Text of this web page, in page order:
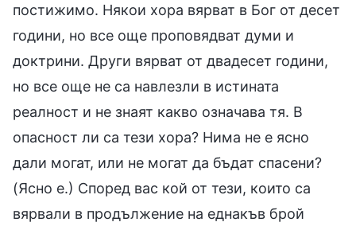
постижимо. Някои хора вярват в Бог от десет
години, но все още проповядват думи и
доктрини. Други вярват от двадесет години,
но все още не са навлезли в истината
реалност и не знаят какво означава тя. В
опасност ли са тези хора? Нима не е ясно
дали могат, или не могат да бъдат спасени?
(Ясно е.) Според вас кой от тези, които са
вярвали в продължение на еднакъв брой